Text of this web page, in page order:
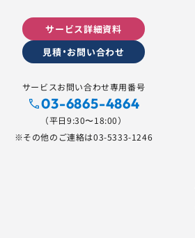
サービス詳細資料
見積・お問い合わせ
サービスお問い合わせ専用番号
03-6865-4864
（平日9:30〜18:00）
※その他のご連絡は03-5333-1246